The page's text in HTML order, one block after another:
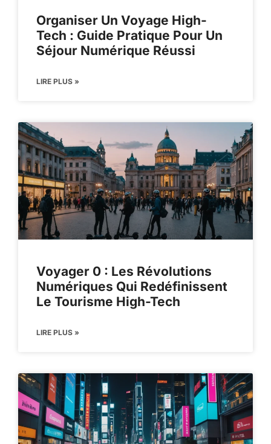
Organiser Un Voyage High-
Tech : Guide Pratique Pour Un
Séjour Numérique Réussi
LIRE PLUS »
Voyager 0 : Les Révolutions
Numériques Qui Redéfinissent
Le Tourisme High-Tech
LIRE PLUS »